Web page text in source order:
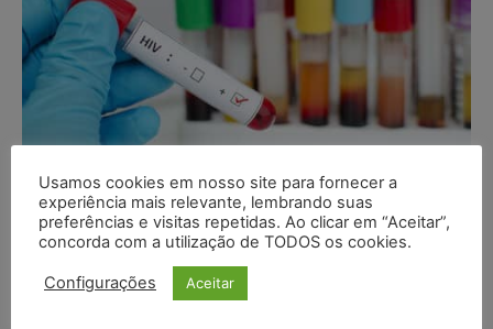
Empregado portador de HIV
recebe indenização por dispensa
discriminatória
Usamos cookies em nosso site para fornecer a
experiência mais relevante, lembrando suas
preferências e visitas repetidas. Ao clicar em “Aceitar”,
concorda com a utilização de TODOS os cookies.
Configurações Aceitar